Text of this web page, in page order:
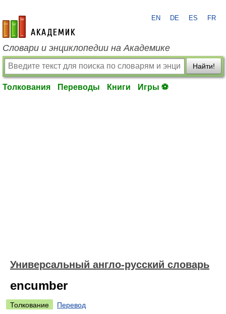
academic.ru
EN DE ES FR
Словари и энциклопедии на Академике
Найти!
Толкования Переводы Книги Игры ⚽
Универсальный англо-русский словарь
encumber
Толкование
Перевод